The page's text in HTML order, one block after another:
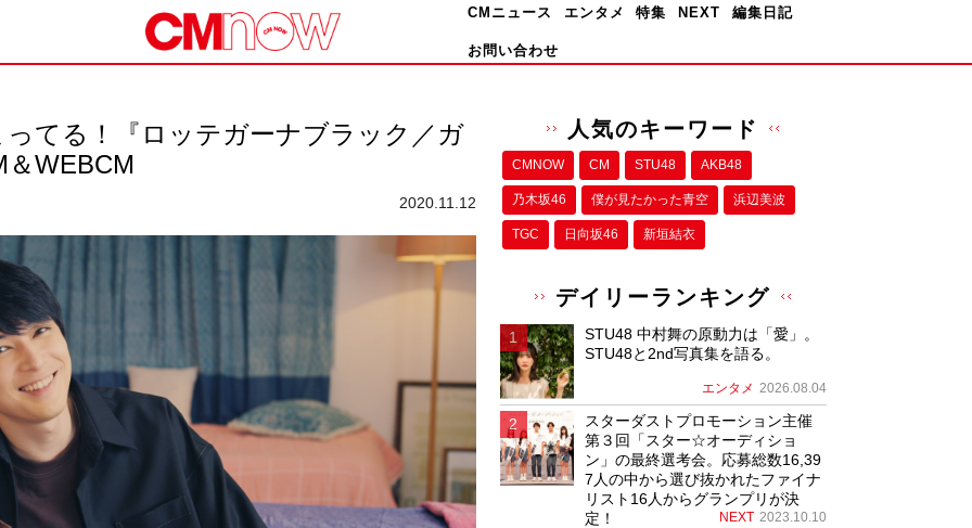
CMニュース エンタメ 特集 NEXT 編集日記
お問い合わせ
てる！『ロッテガーナブラック／ガ
WEBCM
2020.11.12
人気のキーワード
CMNOW CM STU48 AKB48
乃木坂46 僕が⾒たかった⻘空 浜辺美波
TGC 日向坂46 新垣結衣
デイリーランキング
STU48 中村舞の原動力は「愛」。
STU48と2nd写真集を語る。
エンタメ 2026.08.04
スターダストプロモーション主催
第３回「スター☆オーディショ
ン」の最終選考会。応募総数16,39
7人の中から選び抜かれたファイナ
リスト16人からグランプリが決
定！
NEXT 2023.10.10